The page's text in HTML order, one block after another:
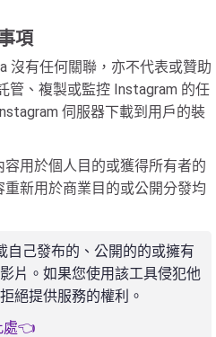
項
沒有任何關聯，亦不代表或贊助
管、複製或監控 Instagram 的任
伺服器下載到用戶的裝
用於個人目的或獲得所有者的
新用於商業目的或公開分發均
自己發布的、公開的的或擁有
片。如果您使用該工具侵犯他
絕提供服務的權利。
處👈